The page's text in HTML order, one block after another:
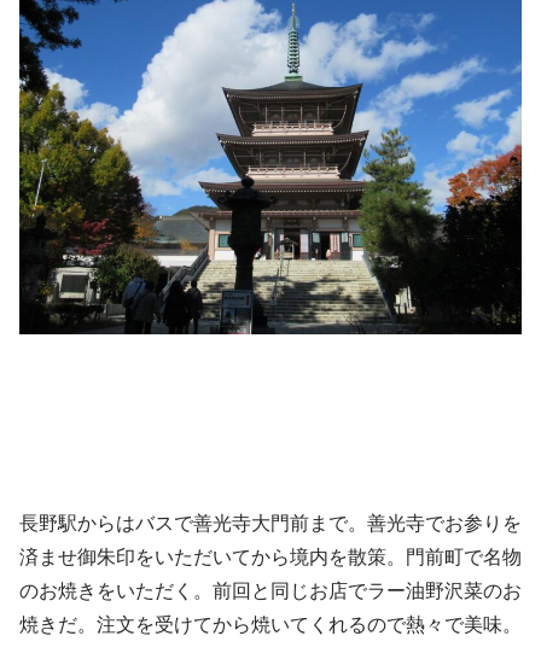
長野駅からはバスで善光寺大門前まで。善光寺でお参りを
済ませ御朱印をいただいてから境内を散策。門前町で名物
のお焼きをいただく。前回と同じお店でラー油野沢菜のお
焼きだ。注文を受けてから焼いてくれるので熱々で美味。